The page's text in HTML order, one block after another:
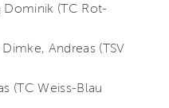
Dominik (TC Rot-
Andreas (TSV
(TC Weiss-Blau